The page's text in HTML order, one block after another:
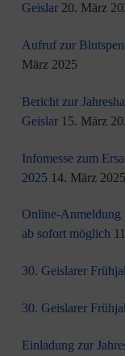
Geislar 20. März
Aufruf zur
März 2025
Bericht zur
Geislar 15. März
Infomesse zum
2025 14. März 2025
Online-Anmeldung
ab sofort möglich
30. Geislarer
30. Geislarer
Einladung zur